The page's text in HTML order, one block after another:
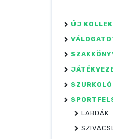
ÚJ
LABDÁK